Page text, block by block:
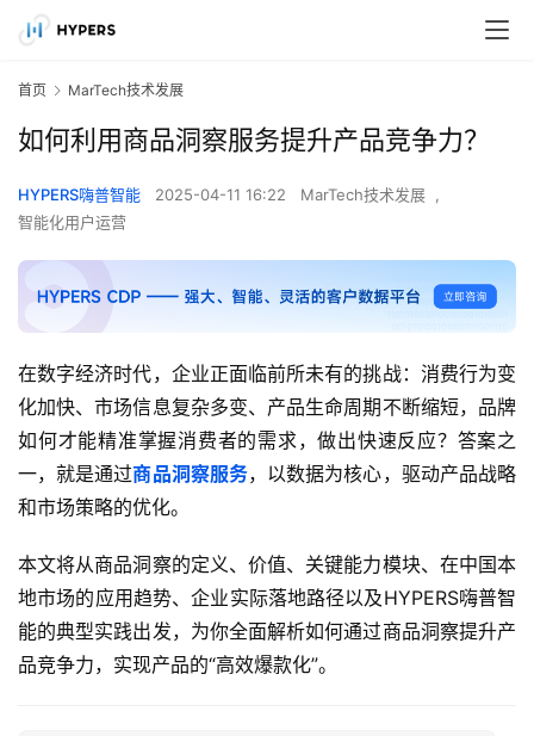
首页 MarTech技术发展
如何利用商品洞察服务提升产品竞争力？
HYPERS嗨普智能 2025-04-11 16:22 MarTech技术发展 ,
智能化用户运营
在数字经济时代，企业正面临前所未有的挑战：消费行为变
化加快、市场信息复杂多变、产品生命周期不断缩短，品牌
如何才能精准掌握消费者的需求，做出快速反应？答案之
一，就是通过商品洞察服务，以数据为核心，驱动产品战略
和市场策略的优化。
本文将从商品洞察的定义、价值、关键能力模块、在中国本
地市场的应用趋势、企业实际落地路径以及HYPERS嗨普智
能的典型实践出发，为你全面解析如何通过商品洞察提升产
品竞争力，实现产品的“高效爆款化”。